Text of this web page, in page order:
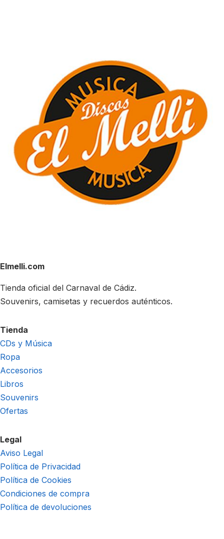
Elmelli.com
Tienda oficial del Carnaval de Cádiz.
Souvenirs, camisetas y recuerdos auténticos.
Tienda
CDs y Música
Ropa
Accesorios
Libros
Souvenirs
Ofertas
Legal
Aviso Legal
Política de Privacidad
Política de Cookies
Condiciones de compra
Política de devoluciones